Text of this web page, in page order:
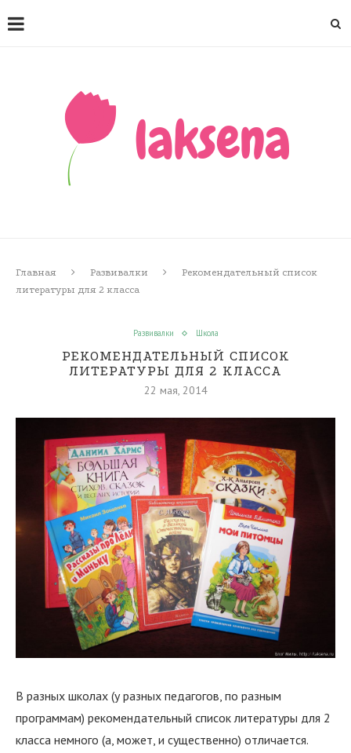
Главная Развивалки
Рекомендательный список
литературы для 2 класса
Развивалки Школа
РЕКОМЕНДАТЕЛЬНЫЙ СПИСОК
ЛИТЕРАТУРЫ ДЛЯ 2 КЛАССА
22 мая, 2014
В разных школах (у разных педагогов, по разным
программам) рекомендательный список литературы для 2
класса немного (а, может, и существенно) отличается.